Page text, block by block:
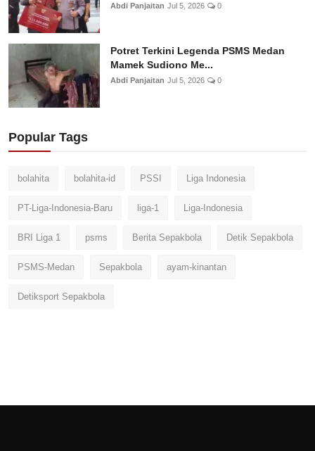
Abdi Panjaitan Jul 5, 2026 0
Potret Terkini Legenda PSMS Medan
Mamek Sudiono Me...
Abdi Panjaitan Jul 5, 2026 0
Popular Tags
bolahita bolahita-id PSSI Liga Indonesia
PT-Liga-Indonesia-Baru liga-1 Liga-Indonesia
BRI Liga 1 psms Berita Sepakbola Detik Sepakbola
PSMS-Medan Sepakbola ayam-kinantan
Detiksport Sepakbola